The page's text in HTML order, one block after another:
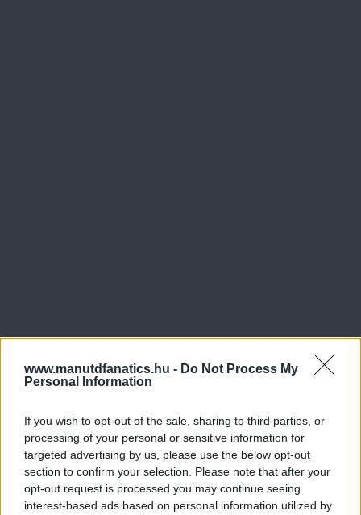
www.manutdfanatics.hu - Do Not Process My
Personal Information
If you wish to opt-out of the sale, sharing to third parties, or
processing of your personal or sensitive information for
targeted advertising by us, please use the below opt-out
section to confirm your selection. Please note that after your
opt-out request is processed you may continue seeing
interest-based ads based on personal information utilized by